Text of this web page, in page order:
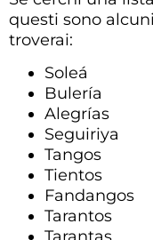
questi sono
troverai:
Soleá
Bulería
Alegrías
Seguiriya
Tangos
Tientos
Fandangos
Tarantos